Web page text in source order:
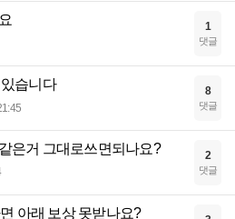
1
댓글
습니다 8
댓글
은거 그대로쓰면되나요? 2
댓글
아래 보상 못받나요?